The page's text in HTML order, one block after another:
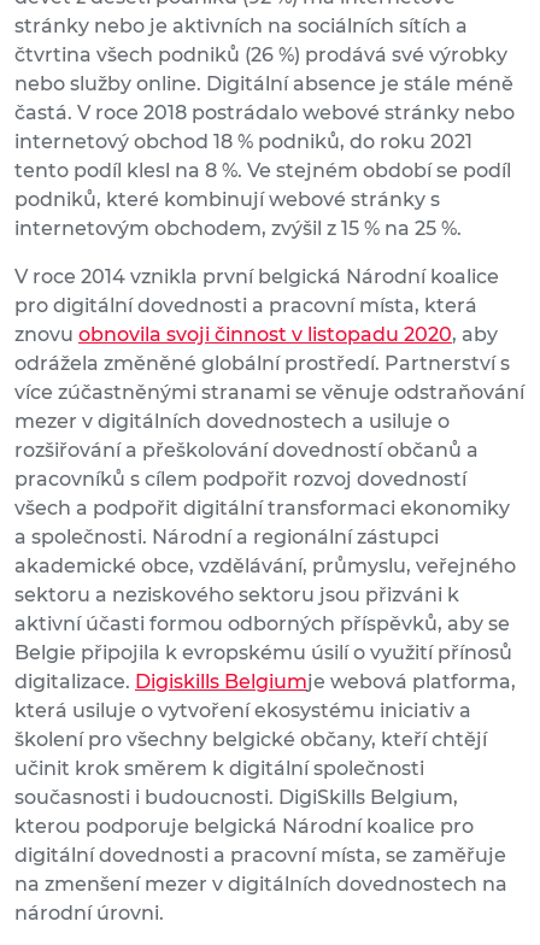
stránky nebo je aktivních na sociálních sítích a
čtvrtina všech podniků (26 %) prodává své výrobky
nebo služby online. Digitální absence je stále méně
častá. V roce 2018 postrádalo webové stránky nebo
internetový obchod 18 % podniků, do roku 2021
tento podíl klesl na 8 %. Ve stejném období se podíl
podniků, které kombinují webové stránky s
internetovým obchodem, zvýšil z 15 % na 25 %.
V roce 2014 vznikla první belgická Národní koalice
pro digitální dovednosti a pracovní místa, která
znovu obnovila svoji činnost v listopadu 2020, aby
odrážela změněné globální prostředí. Partnerství s
více zúčastněnými stranami se věnuje odstraňování
mezer v digitálních dovednostech a usiluje o
rozšiřování a přeškolování dovedností občanů a
pracovníků s cílem podpořit rozvoj dovedností
všech a podpořit digitální transformaci ekonomiky
a společnosti. Národní a regionální zástupci
akademické obce, vzdělávání, průmyslu, veřejného
sektoru a neziskového sektoru jsou přizváni k
aktivní účasti formou odborných příspěvků, aby se
Belgie připojila k evropskému úsilí o využití přínosů
digitalizace. Digiskills Belgiumje webová platforma,
která usiluje o vytvoření ekosystému iniciativ a
školení pro všechny belgické občany, kteří chtějí
učinit krok směrem k digitální společnosti
současnosti i budoucnosti. DigiSkills Belgium,
kterou podporuje belgická Národní koalice pro
digitální dovednosti a pracovní místa, se zaměřuje
na zmenšení mezer v digitálních dovednostech na
národní úrovni.